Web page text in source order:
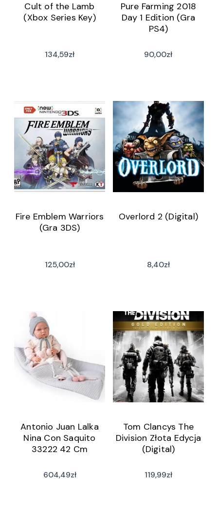
Cult of the Lamb
(Xbox Series Key)
134,59zł
Pure Farming 2018
Day 1 Edition (Gra
PS4)
90,00zł
Fire Emblem Warriors
(Gra 3DS)
125,00zł
Overlord 2 (Digital)
8,40zł
Antonio Juan Lalka
Nina Con Saquito
33222 42 Cm
604,49zł
Tom Clancys The
Division Złota Edycja
(Digital)
119,99zł